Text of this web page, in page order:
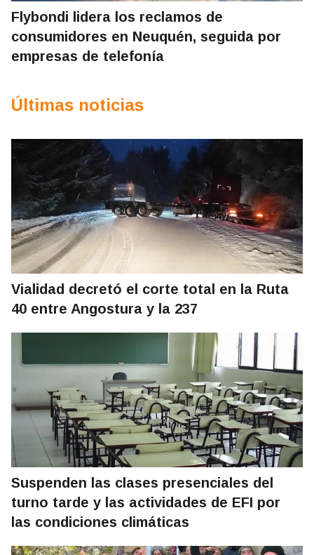
Flybondi lidera los reclamos de
consumidores en Neuquén, seguida por
empresas de telefonía
Últimas noticias
Vialidad decretó el corte total en la Ruta
40 entre Angostura y la 237
Suspenden las clases presenciales del
turno tarde y las actividades de EFI por
las condiciones climáticas